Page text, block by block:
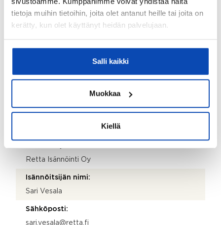
tietoja muihin tietoihin, joita olet antanut heille tai joita on
kerätty, kun olet käyttänyt heidän palvelujaan.
Salli kaikki
Muokkaa
Kiellä
Asunto Oy Lappeenrannan Rantalinna
Taloyhtiön Y-tunnus:
Kiinteistönhoidosta vastaa:
Lisätietoja kiinteistönhoidosta:
Kiinteistöhuolto Lyijynen Oy
Retta Isännöinti Oy
Isännöitsijän nimi:
Sari Vesala
Sähköposti:
sari.vesala@retta.fi